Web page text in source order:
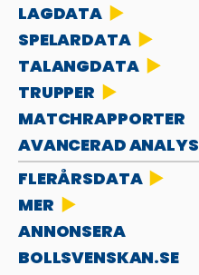
LAGDATA
SPELARDATA
TALANGDATA
TRUPPER
MATCHRAPPORTER
AVANCERAD ANALYS
FLERÅRSDATA
MER
ANNONSERA
BOLLSVENSKAN.SE